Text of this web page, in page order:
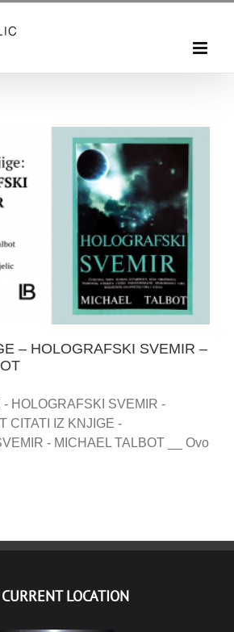
– HOLOGRAFSKI SVEMIR –
MICHAEL TALBOT
– HOLOGRAFSKI SVEMIR –
- HOLOGRAFSKI SVEMIR -
CITATI IZ KNJIGE -
- MICHAEL TALBOT __ Ovo
LOCATION